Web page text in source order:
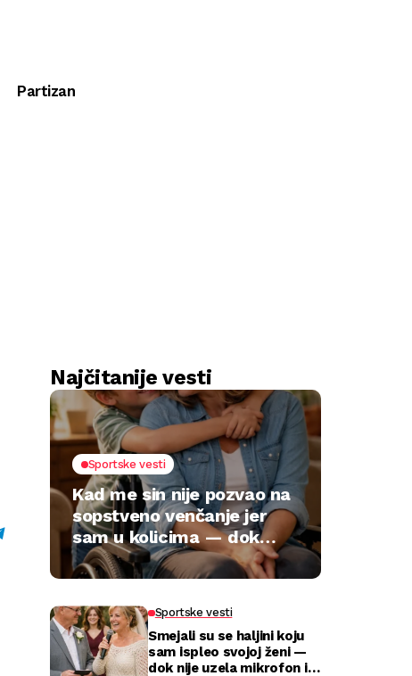
Partizan
Najčitanije vesti
Sportske vesti
Kad me sin nije pozvao na
sopstveno venčanje jer
sam u kolicima — dok
jedan poklon nije sve
preokrenuo
Sportske vesti
Smejali su se haljini koju
sam ispleo svojoj ženi —
dok nije uzela mikrofon i